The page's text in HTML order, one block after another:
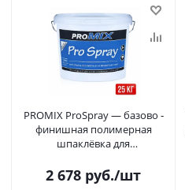
PROMIX ProSpray — базово ‑
финишная полимерная
шпаклёвка для
нанесения
2 678 руб./шт